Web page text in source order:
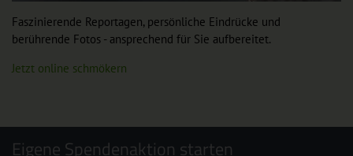
Faszinierende Reportagen, persönliche Eindrücke und
berührende Fotos - ansprechend für Sie aufbereitet.
Jetzt online schmökern
Eigene Spendenaktion starten